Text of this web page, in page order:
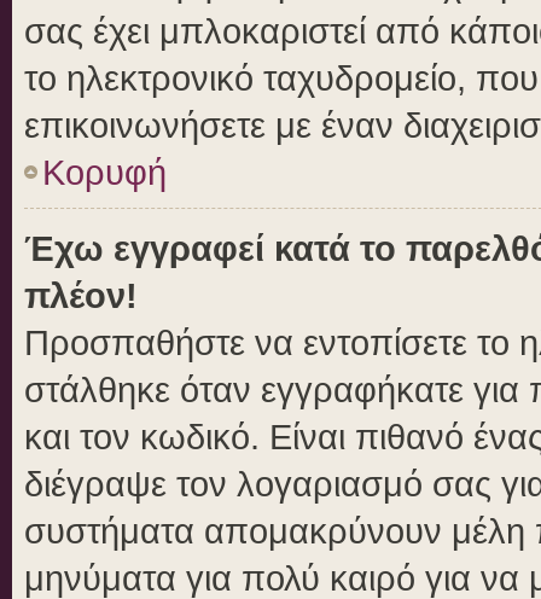
σας έχει μπλοκαριστεί από
το ηλεκτρονικό ταχυδρομείο,
επικοινωνήσετε με έναν
Κορυφή
Έχω εγγραφεί κατά το
πλέον!
Προσπαθήστε να εντοπίσετε το
στάλθηκε όταν εγγραφήκατε
και τον κωδικό. Είναι πιθανό
διέγραψε τον λογαριασμό σας
συστήματα απομακρύνουν μέλη
μηνύματα για πολύ καιρό για